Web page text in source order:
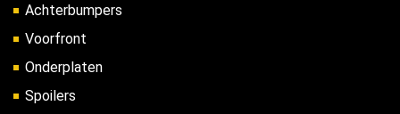
Achterbumpers
Voorfront
Onderplaten
Spoilers